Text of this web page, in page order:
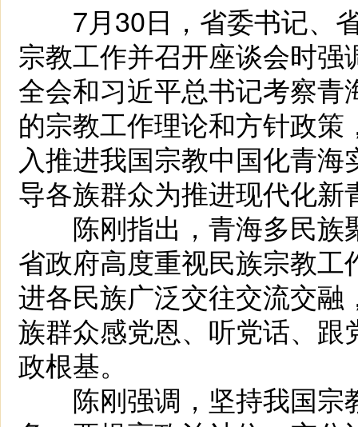
7月30日，省委书记、省
宗教工作并召开座谈会时
全会和习近平总书记考察
的宗教工作理论和方针政
入推进我国宗教中国化青
导各族群众为推进现代化
陈刚指出，青海多民族
省政府高度重视民族宗教
进各民族广泛交往交流交
族群众感党恩、听党话、
政根基。
陈刚强调，坚持我国宗